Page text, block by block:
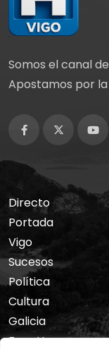
Somos el canal
Apostamos por
Directo
Portada
Vigo
Sucesos
Política
Cultura
Galicia
Foro Hermes